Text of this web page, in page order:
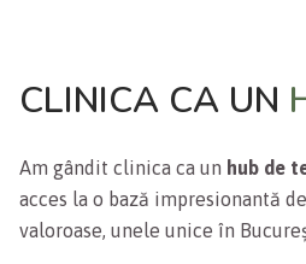
CLINICA CA UN
Am gândit clinica ca un hub de
acces la o bază impresionantă
valoroase, unele unice în